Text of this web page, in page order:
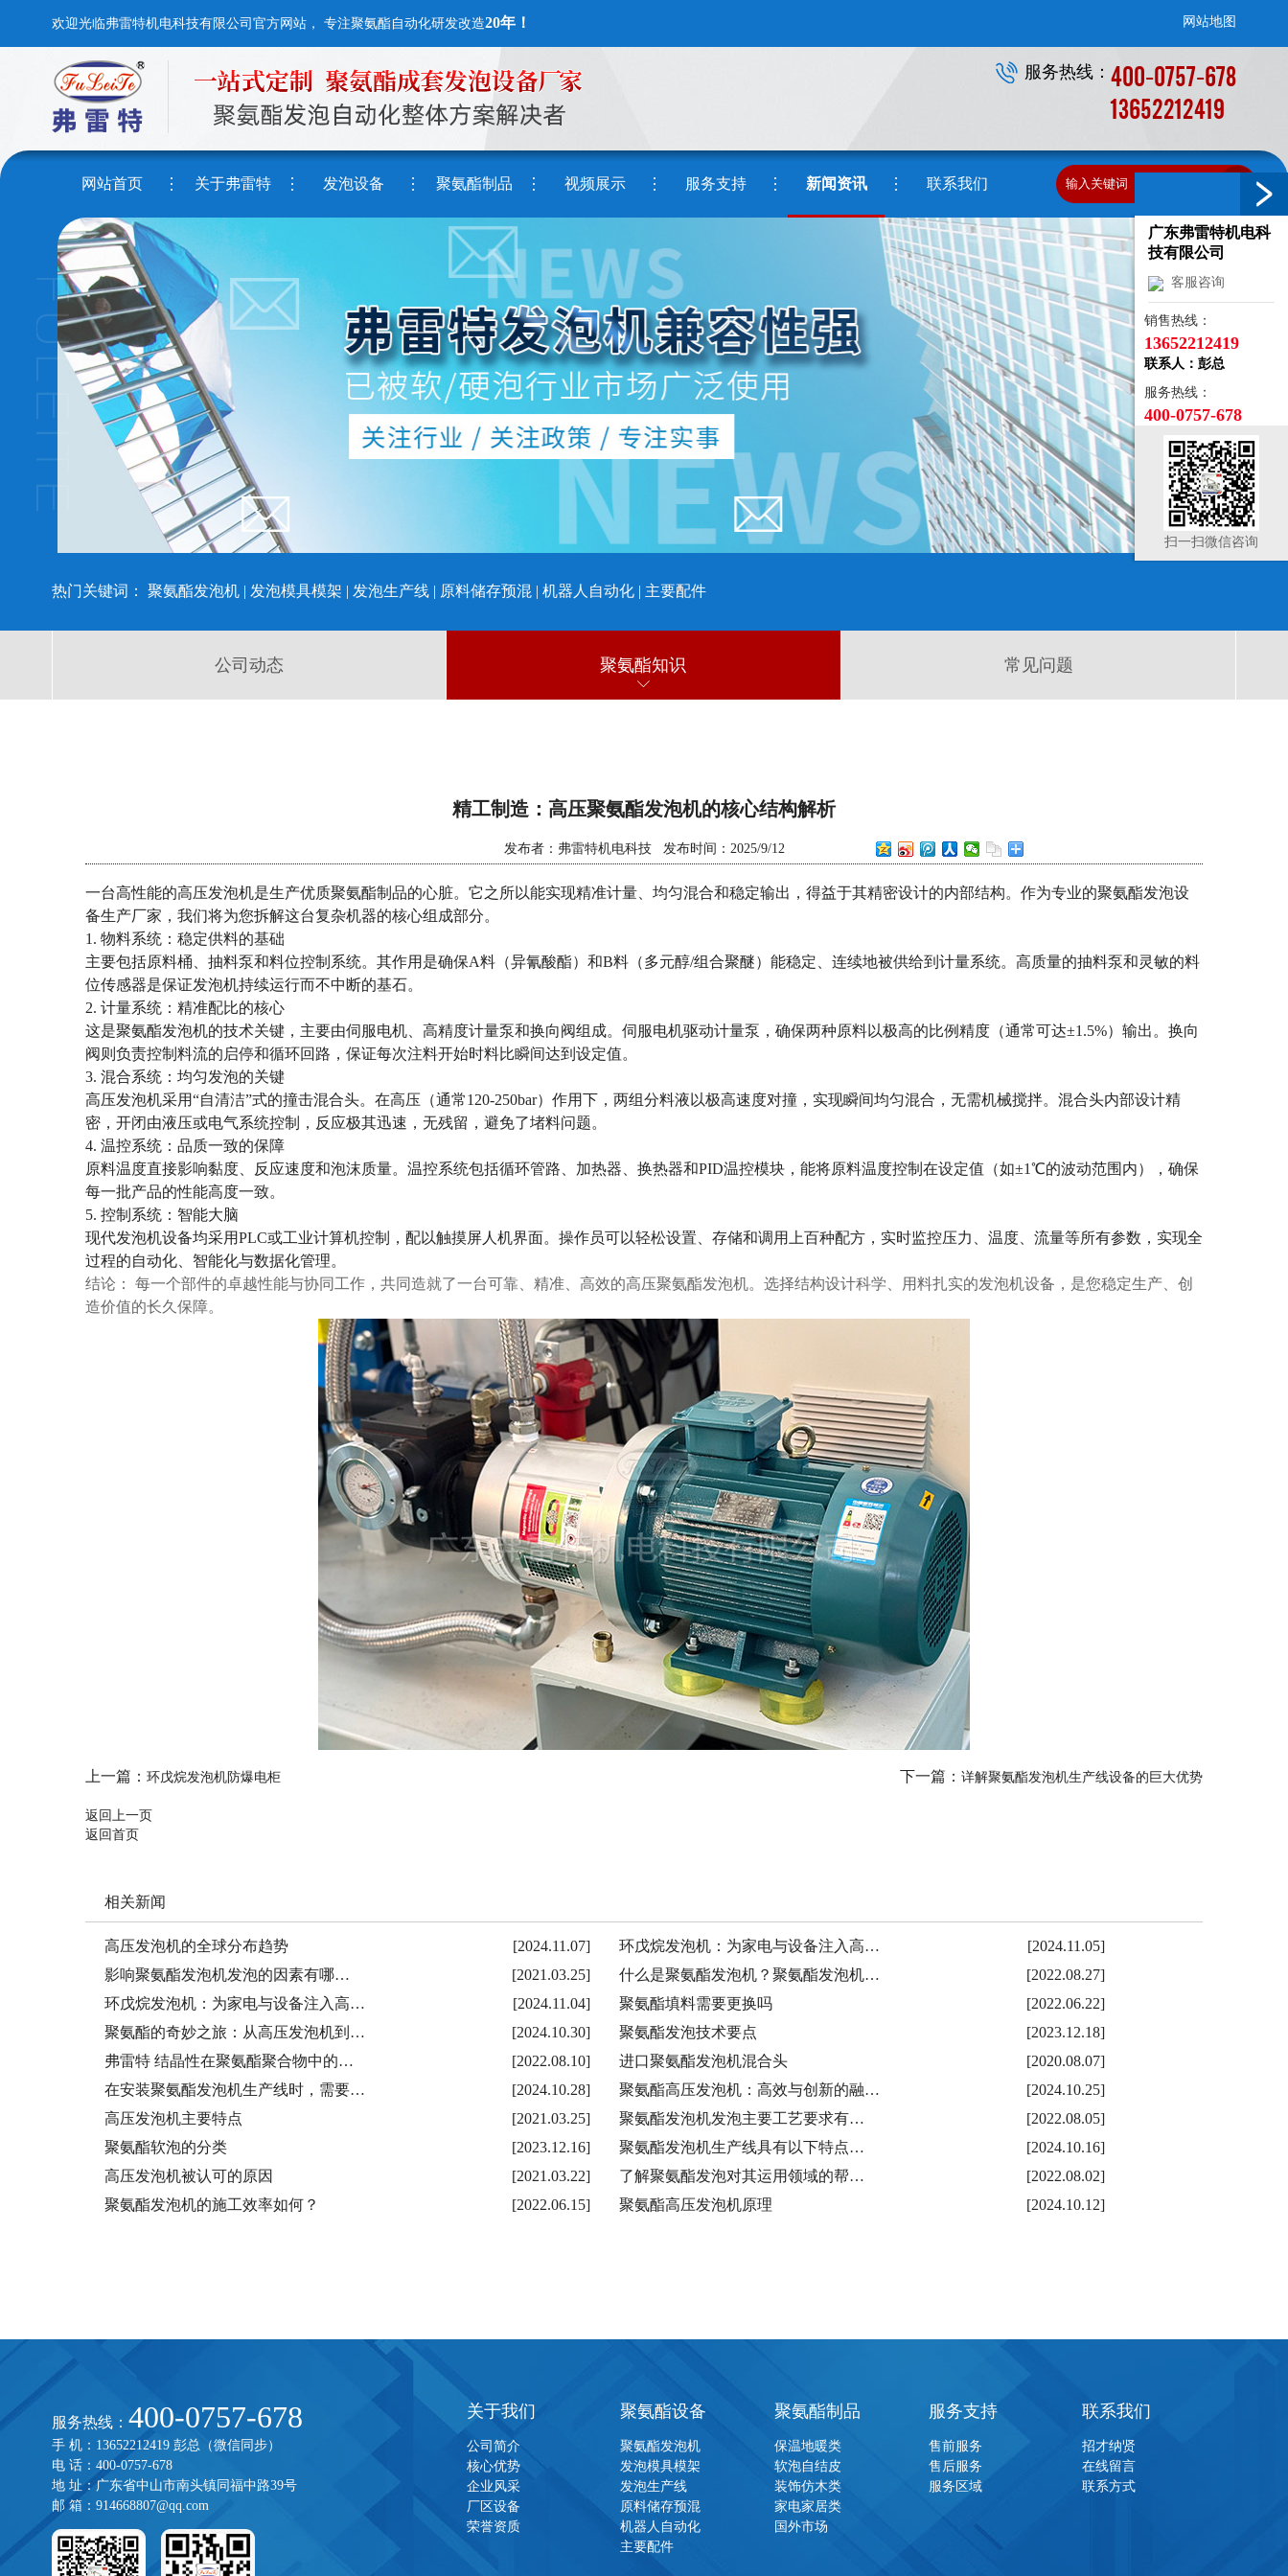
欢迎光临弗雷特机电科技有限公司官方网站， 专注聚氨酯自动化研发改造20年！ 网站地图
服务热线： 400-0757-678
13652212419
网站首页 关于弗雷特 发泡设备 聚氨酯制品 视频展示 服务支持 新闻资讯 联系我们
热门关键词： 聚氨酯发泡机| 发泡模具模架 | 发泡生产线| 原料储存预混 | 机器人自动化| 主要配件
公司动态 聚氨酯知识 常见问题
精工制造：高压聚氨酯发泡机的核心结构解析
发布者：弗雷特机电科技 发布时间：2025/9/12
一台高性能的高压发泡机是生产优质聚氨酯制品的心脏。它之所以能实现精准计量、均匀混合和稳定输出，得益于其精密设计的内部结构。作为专业的聚氨酯发泡设
备生产厂家，我们将为您拆解这台复杂机器的核心组成部分。
1. 物料系统：稳定供料的基础
主要包括原料桶、抽料泵和料位控制系统。其作用是确保A料（异氰酸酯）和B料（多元醇/组合聚醚）能稳定、连续地被供给到计量系统。高质量的抽料泵和灵敏的料
位传感器是保证发泡机持续运行而不中断的基石。
2. 计量系统：精准配比的核心
这是聚氨酯发泡机的技术关键，主要由伺服电机、高精度计量泵和换向阀组成。伺服电机驱动计量泵，确保两种原料以极高的比例精度（通常可达±1.5%）输出。换向
阀则负责控制料流的启停和循环回路，保证每次注料开始时料比瞬间达到设定值。
3. 混合系统：均匀发泡的关键
高压发泡机采用“自清洁”式的撞击混合头。在高压（通常120-250bar）作用下，两组分料液以极高速度对撞，实现瞬间均匀混合，无需机械搅拌。混合头内部设计精
密，开闭由液压或电气系统控制，反应极其迅速，无残留，避免了堵料问题。
4. 温控系统：品质一致的保障
原料温度直接影响黏度、反应速度和泡沫质量。温控系统包括循环管路、加热器、换热器和PID温控模块，能将原料温度控制在设定值（如±1℃的波动范围内），确保
每一批产品的性能高度一致。
5. 控制系统：智能大脑
现代发泡机设备均采用PLC或工业计算机控制，配以触摸屏人机界面。操作员可以轻松设置、存储和调用上百种配方，实时监控压力、温度、流量等所有参数，实现全
过程的自动化、智能化与数据化管理。
结论： 每一个部件的卓越性能与协同工作，共同造就了一台可靠、精准、高效的高压聚氨酯发泡机。选择结构设计科学、用料扎实的发泡机设备，是您稳定生产、创
造价值的长久保障。
上一篇： 环戊烷发泡机防爆电柜 下一篇：详解聚氨酯发泡机生产线设备的巨大优势
返回上一页
返回首页
相关新闻
[2024.11.07]
高压发泡机的全球分布趋势 [2024.11.05]
环戊烷发泡机：为家电与设备注入高…
[2021.03.25]
影响聚氨酯发泡机发泡的因素有哪… [2022.08.27]
什么是聚氨酯发泡机？聚氨酯发泡机…
[2024.11.04]
环戊烷发泡机：为家电与设备注入高… [2022.06.22]
聚氨酯填料需要更换吗
[2024.10.30]
聚氨酯的奇妙之旅：从高压发泡机到… [2023.12.18]
聚氨酯发泡技术要点
[2022.08.10]
弗雷特 结晶性在聚氨酯聚合物中的… [2020.08.07]
进口聚氨酯发泡机混合头
[2024.10.28]
在安装聚氨酯发泡机生产线时，需要… [2024.10.25]
聚氨酯高压发泡机：高效与创新的融…
[2021.03.25]
高压发泡机主要特点 [2022.08.05]
聚氨酯发泡机发泡主要工艺要求有…
[2023.12.16]
聚氨酯软泡的分类 [2024.10.16]
聚氨酯发泡机生产线具有以下特点…
[2021.03.22]
高压发泡机被认可的原因 [2022.08.02]
了解聚氨酯发泡对其运用领域的帮…
[2022.06.15]
聚氨酯发泡机的施工效率如何？ [2024.10.12]
聚氨酯高压发泡机原理
服务热线： 400-0757-678
手 机：13652212419 彭总（微信同步）
电 话：400-0757-678
地 址：广东省中山市南头镇同福中路39号
邮 箱：914668807@qq.com
关于我们
公司简介
核心优势
企业风采
厂区设备
荣誉资质
聚氨酯设备
聚氨酯发泡机
发泡模具模架
发泡生产线
原料储存预混
机器人自动化
主要配件
聚氨酯制品
保温地暖类
软泡自结皮
装饰仿木类
家电家居类
国外市场
服务支持
售前服务
售后服务
服务区域
联系我们
招才纳贤
在线留言
联系方式
广东弗雷特机电科
技有限公司
客服咨询
销售热线：
13652212419
联系人：彭总
服务热线：
400-0757-678
扫一扫微信咨询